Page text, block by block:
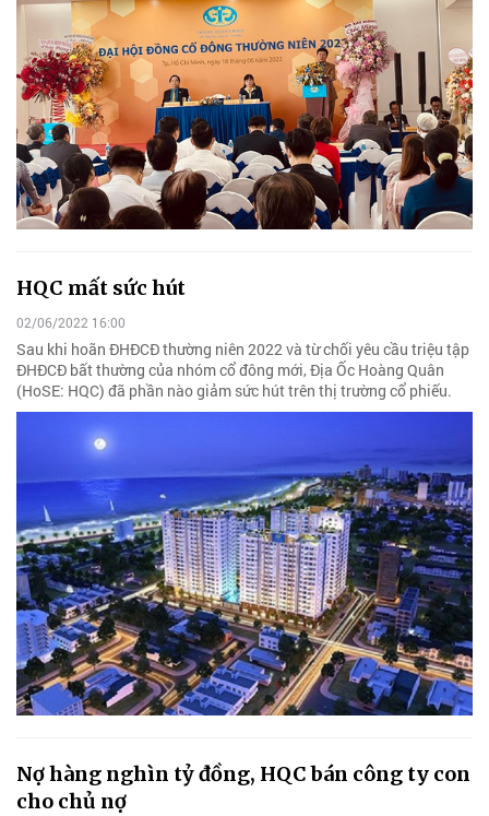
HQC mất sức hút
02/06/2022 16:00
Sau khi hoãn ĐHĐCĐ thường niên 2022 và từ chối yêu cầu triệu tập
ĐHĐCĐ bất thường của nhóm cổ đông mới, Địa Ốc Hoàng Quân
(HoSE: HQC) đã phần nào giảm sức hút trên thị trường cổ phiếu.
Nợ hàng nghìn tỷ đồng, HQC bán công ty con
cho chủ nợ